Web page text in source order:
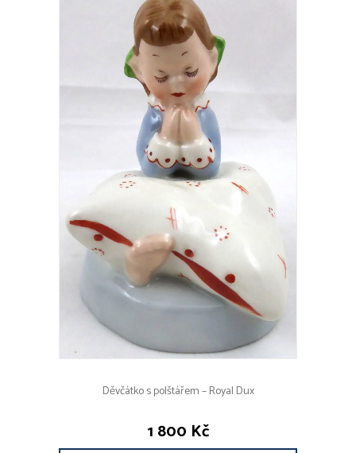
Děvčátko s polštářem – Royal Dux
1 800 Kč